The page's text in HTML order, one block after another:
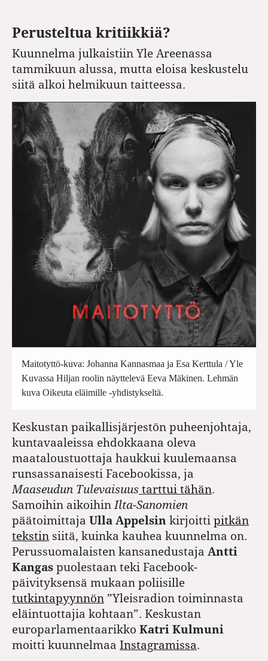
Perusteltua kritiikkiä?
Kuunnelma julkaistiin Yle Areenassa
tammikuun alussa, mutta eloisa keskustelu
siitä alkoi helmikuun taitteessa.
Maitotyttö-kuva: Johanna Kannasmaa ja Esa Kerttula / Yle
Kuvassa Hiljan roolin näyttelevä Eeva Mäkinen. Lehmän
kuva Oikeuta eläimille -yhdistykseltä.
Keskustan paikallisjärjestön puheenjohtaja,
kuntavaaleissa ehdokkaana oleva
maataloustuottaja haukkui kuulemaansa
runsassanaisesti Facebookissa, ja
Maaseudun Tulevaisuus tarttui tähän.
Samoihin aikoihin Ilta-Sanomien
päätoimittaja Ulla Appelsin kirjoitti pitkän
tekstin siitä, kuinka kauhea kuunnelma on.
Perussuomalaisten kansanedustaja Antti
Kangas puolestaan teki Facebook-
päivityksensä mukaan poliisille
tutkintapyynnön ”Yleisradion toiminnasta
eläintuottajia kohtaan”. Keskustan
europarlamentaarikko Katri Kulmuni
moitti kuunnelmaa Instagramissa.